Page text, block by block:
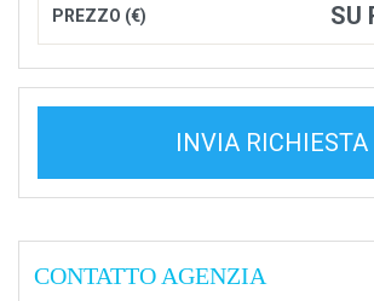
PREZZO (€) SU
INVIA RICHIESTA
CONTATTO AGENZIA